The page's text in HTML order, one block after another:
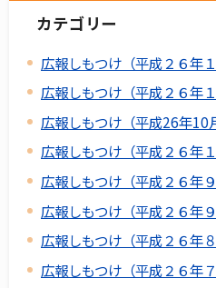
カテゴリー
広報しもつけ（平成２６年１
広報しもつけ（平成２６年１
広報しもつけ（平成26年10
広報しもつけ（平成２６年１
広報しもつけ（平成２６年
広報しもつけ（平成２６年９
広報しもつけ（平成２６年８
広報しもつけ（平成２６年７